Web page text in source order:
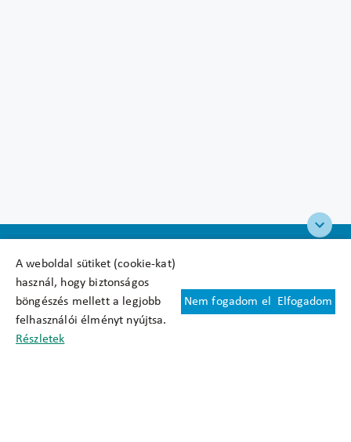
A weboldal sütiket (cookie-kat)
használ, hogy biztonságos
böngészés mellett a legjobb
felhasználói élményt nyújtsa.
Részletek
Nem fogadom el Elfogadom
Felhasználási feltételek